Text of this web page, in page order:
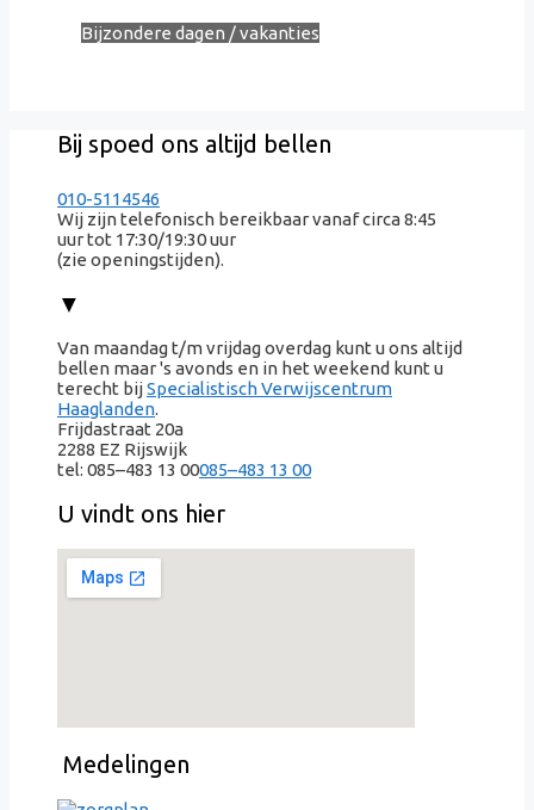
Bijzondere dagen / vakanties
Bij spoed ons altijd bellen
010-5114546
Wij zijn telefonisch bereikbaar vanaf circa 8:45
uur tot 17:30/19:30 uur
(zie openingstijden).
▼
Van maandag t/m vrijdag overdag kunt u ons altijd
bellen maar 's avonds en in het weekend kunt u
terecht bijSpecialistisch Verwijscentrum
Haaglanden.
Frijdastraat 20a
2288 EZ Rijswijk
tel: 085–483 13 00085–483 13 00
U vindt ons hier
Medelingen